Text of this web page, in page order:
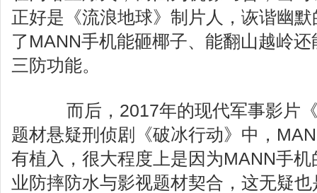
正好是《流浪地球》制片人，诙谐幽
了MANN手机能砸椰子、能翻山越岭
三防功能。
而后，2017年的现代军事影片《
题材悬疑刑侦剧《破冰行动》中，
有植入，很大程度上是因为MANN手
业防摔防水与影视题材契合，这无疑